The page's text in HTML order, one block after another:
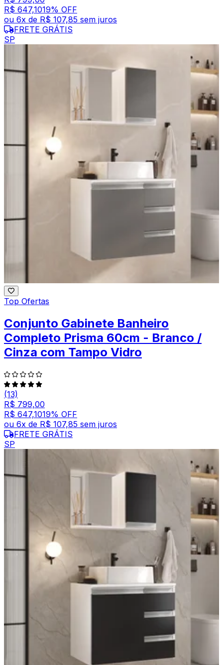
R$ 647,1019% OFF
ou 6x de R$ 107,85 sem juros
FRETE GRÁTIS
SP
Top Ofertas
Conjunto Gabinete Banheiro
Completo Prisma 60cm - Branco /
Cinza com Tampo Vidro
(13)
R$ 799,00
R$ 647,1019% OFF
ou 6x de R$ 107,85 sem juros
FRETE GRÁTIS
SP